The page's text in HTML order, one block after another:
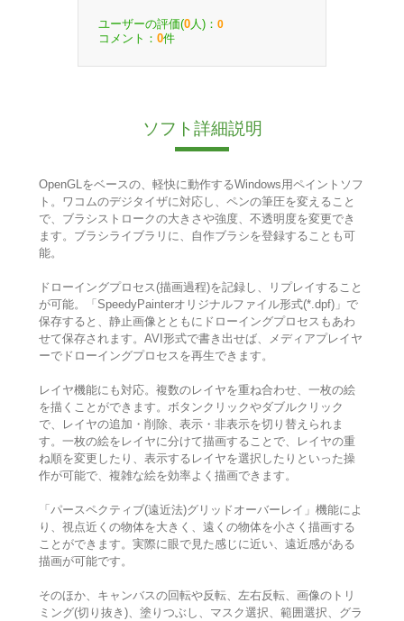
ユーザーの評価(0 人)： 0
コメント： 0件
ソフト詳細説明
OpenGLをベースの、軽快に動作するWindows用ペイントソフ
ト。ワコムのデジタイザに対応し、ペンの筆圧を変えること
で、ブラシストロークの大きさや強度、不透明度を変更でき
ます。ブラシライブラリに、自作ブラシを登録することも可
能。
ドローイングプロセス(描画過程)を記録し、リプレイすること
が可能。「SpeedyPainterオリジナルファイル形式(*.dpf)」で
保存すると、静止画像とともにドローイングプロセスもあわ
せて保存されます。AVI形式で書き出せば、メディアプレイヤ
ーでドローイングプロセスを再生できます。
レイヤ機能にも対応。複数のレイヤを重ね合わせ、一枚の絵
を描くことができます。ボタンクリックやダブルクリック
で、レイヤの追加・削除、表示・非表示を切り替えられま
す。一枚の絵をレイヤに分けて描画することで、レイヤの重
ね順を変更したり、表示するレイヤを選択したりといった操
作が可能で、複雑な絵を効率よく描画できます。
「パースペクティブ(遠近法)グリッドオーバーレイ」機能によ
り、視点近くの物体を大きく、遠くの物体を小さく描画する
ことができます。実際に眼で見た感じに近い、遠近感がある
描画が可能です。
そのほか、キャンバスの回転や反転、左右反転、画像のトリ
ミング(切り抜き)、塗りつぶし、マスク選択、範囲選択、グラ